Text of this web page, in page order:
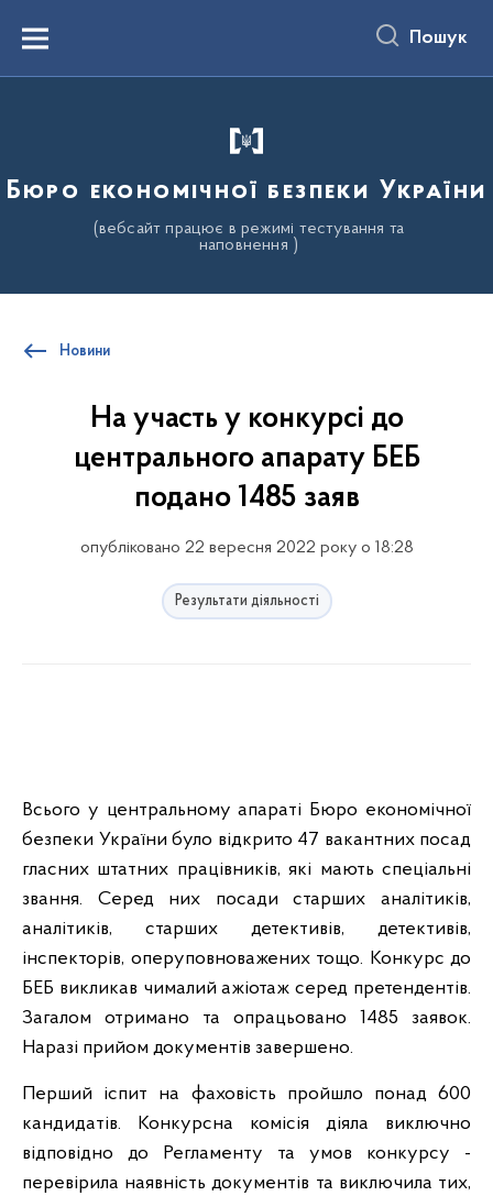
вмістуMenu Пошук
Бюро економічної безпеки України
(вебсайт працює в режимі тестування та
наповнення )
Новини
На участь у конкурсі до
центрального апарату БЕБ
подано 1485 заяв
опубліковано 22 вересня 2022 року о 18:28
Результати діяльності
Всього у центральному апараті Бюро економічної
безпеки України було відкрито 47 вакантних посад
гласних штатних працівників, які мають спеціальні
звання. Серед них посади старших аналітиків,
аналітиків, старших детективів, детективів,
інспекторів, оперуповноважених тощо. Конкурс до
БЕБ викликав чималий ажіотаж серед претендентів.
Загалом отримано та опрацьовано 1485 заявок.
Наразі прийом документів завершено.
Перший іспит на фаховість пройшло понад 600
кандидатів. Конкурсна комісія діяла виключно
відповідно до Регламенту та умов конкурсу -
перевірила наявність документів та виключила тих,